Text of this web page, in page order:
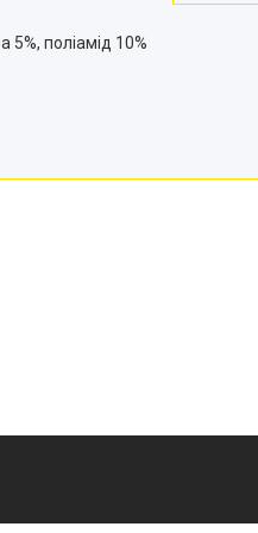
5%, поліамід 10%